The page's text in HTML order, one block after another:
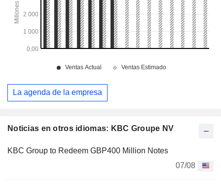
Noticias en otros idiomas: KBC Groupe NV
KBC Group to Redeem GBP400 Million Notes
07/08
La agenda de la empresa